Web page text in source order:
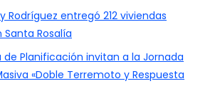
Rodríguez entregó 212 viviendas
Rosalía
de Planificación invitan a la Jornada
«Doble Terremoto y Respuesta